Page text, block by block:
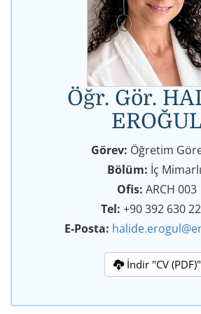
Öğr. Gör.
EROĞUL
Görev: Öğretim
Bölüm: İç
Ofis: ARCH 003
Tel: +90 392 630
E-Posta:
İndir "CV (PDF)"